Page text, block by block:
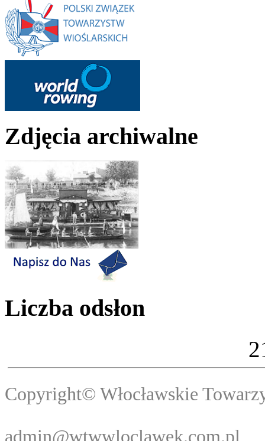
Zdjęcia archiwalne
Liczba odsłon
2
Copyright©
admin@wtwwloclawek.com.pl